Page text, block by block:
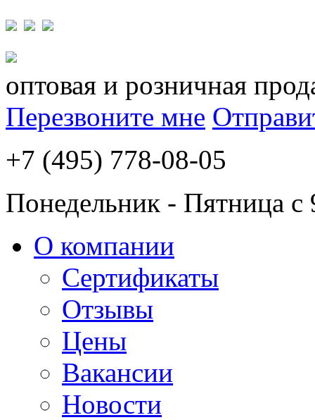
оптовая и розничная
Перезвоните мне
+7 (495) 778-08-05
Понедельник - Пятница с
О компании
Сертификаты
Отзывы
Цены
Вакансии
Новости